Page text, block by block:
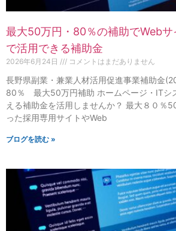
最大50万円・80％の補助でWeb
で活用できる補助金
2026年6月24日 コメントはまだありません
長野県副業・兼業人材活用促進事業補助金
80％ 最大50万円補助 ホームページ・ITシ
える補助金を活用しませんか？ 最大８０％
った採用専用サイトやWeb
ブログを読む »